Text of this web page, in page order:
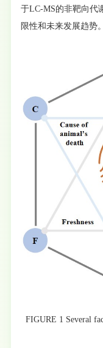
于LC-MS的非靶向代
限性和未来发展趋势。
FIGURE 1 Several